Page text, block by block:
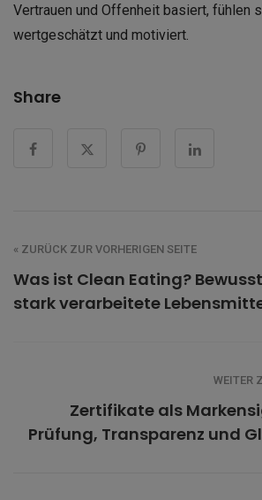
Vertrauen und Offenheit basiert, fühlen
wertgeschätzt und motiviert.
Share
« ZURÜCK ZUR VORHERIGEN SEITE
Was ist Clean Eating?
stark verarbeitete
WEITER
Zertifikate als
Prüfung, Transparenz und